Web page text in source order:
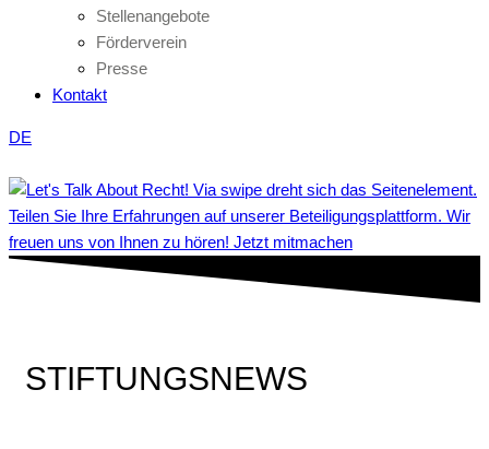
Stellenangebote
Förderverein
Presse
Kontakt
DE
Teilen Sie Ihre Erfahrungen auf unserer Beteiligungsplattform. Wir
freuen uns von Ihnen zu hören! Jetzt mitmachen
STIFTUNGSNEWS